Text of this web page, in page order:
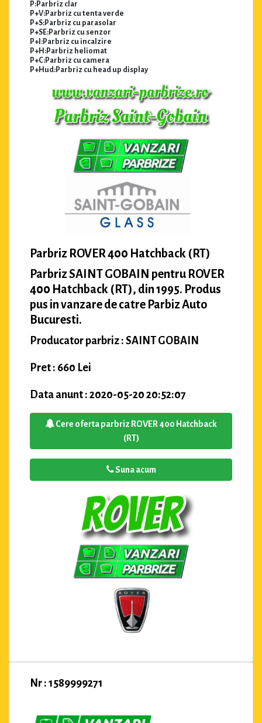
P:Parbriz clar
P+V:Parbriz cu tenta verde
P+S:Parbriz cu parasolar
P+SE:Parbriz cu senzor
P+I:Parbriz cu incalzire
P+H:Parbriz heliomat
P+C:Parbriz cu camera
P+Hud:Parbriz cu head up display
Parbriz ROVER 400 Hatchback (RT)
Parbriz SAINT GOBAIN pentru ROVER
400 Hatchback (RT), din 1995. Produs
pus in vanzare de catre Parbiz Auto
Bucuresti.
Producator parbriz : SAINT GOBAIN
Pret : 660 Lei
Data anunt : 2020-05-20 20:52:07
Cere oferta parbriz ROVER 400 Hatchback
(RT)
Suna acum
Nr : 1589999271